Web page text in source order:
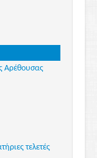
Αρέθουσας
τελετές